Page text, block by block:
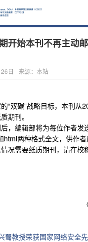
开始本刊不再主动
日 来源：本站
“双碳”战略目标，本刊从
期刊。
，编辑部将为每位作者发
两种格式全文，供作者
况需要纸质期刊，请在校
工程科学
2021
蜀教授荣获国家网络安全